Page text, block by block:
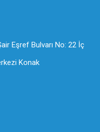
Eşref Bulvarı No: 22 İç
Konak